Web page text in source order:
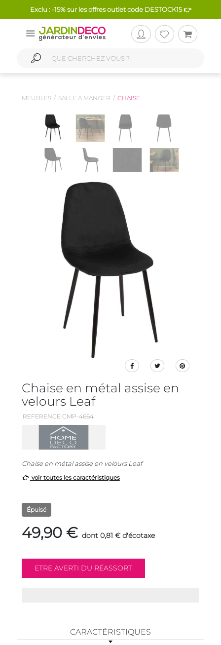
Exclu : -15% sur les offres outlet code DESTOCK15 👉
MEUBLES SALLE À MANGER CHAISE
Chaise en métal assise en
velours Leaf
REFERENCE CMP-4664
Chaise en métal assise en velours Leaf
voir toutes les caractéristiques
Épuisé
49,90 € dont 0,81 € d'écotaxe
CARACTÉRISTIQUES